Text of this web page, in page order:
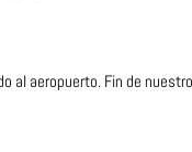
al aeropuerto. Fin de